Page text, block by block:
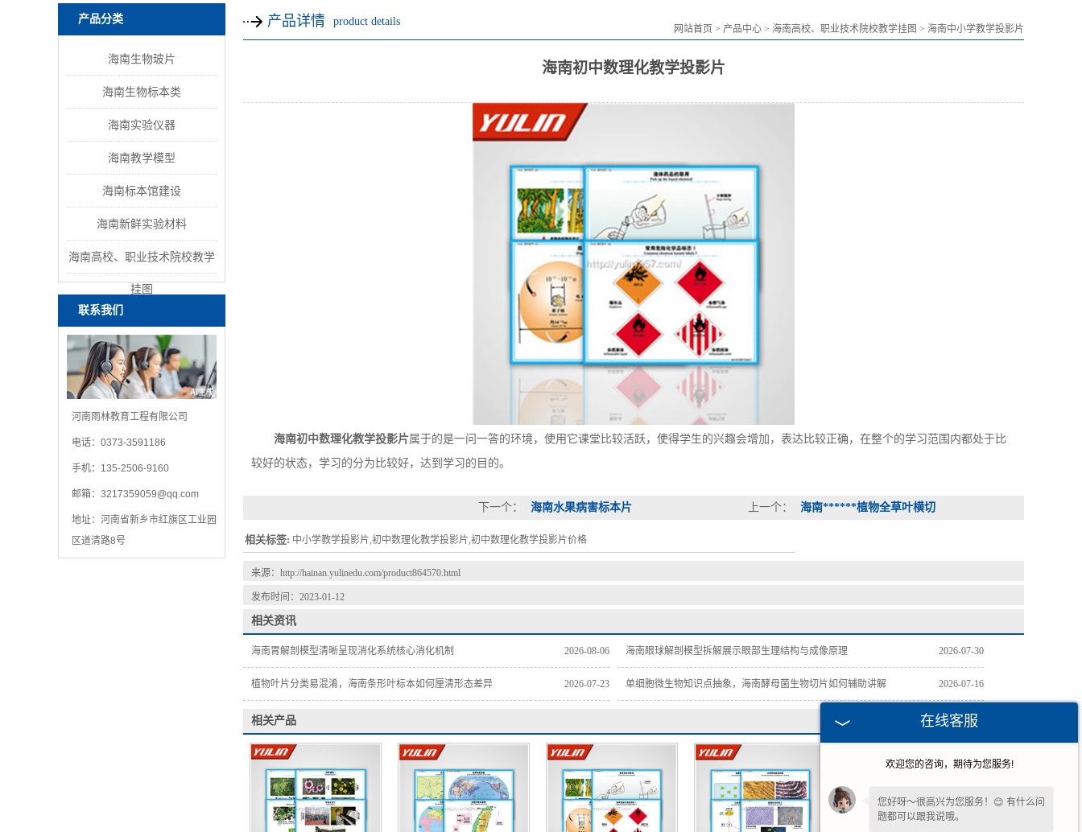
产品分类
海南生物玻片
海南生物标本类
海南实验仪器
海南教学模型
海南标本馆建设
海南新鲜实验材料
海南高校、职业技术院校教学
挂图
联系我们
河南雨林教育工程有限公司
电话：0373-3591186
手机：135-2506-9160
邮箱： 3217359059@qq.com
地址：河南省新乡市红旗区工业园
区道清路8号
产品详情 product details
网站首页 > 产品中心 > 海南高校、职业技术院校教学挂图 > 海南中小学教学投影片
海南初中数理化教学投影片
海南初中数理化教学投影片属于的是一问一答的环境，使用它课堂比较活跃，使得学生的兴趣会增加，表达比较正确，在整个的学习范围内都处于比
较好的状态，学习的分为比较好，达到学习的目的。
上一个： 海南******植物全草叶横切
下一个： 海南水果病害标本片
相关标签: 中小学教学投影片,初中数理化教学投影片,初中数理化教学投影片价格
来源： http://hainan.yulinedu.com/product864570.html
发布时间：2023-01-12
相关资讯
2026-08-06
海南胃解剖模型清晰呈现消化系统核心消化机制 2026-07-30
海南眼球解剖模型拆解展示眼部生理结构与成像原理
2026-07-23
植物叶片分类易混淆，海南条形叶标本如何厘清形态差异 2026-07-16
单细胞微生物知识点抽象，海南酵母菌生物切片如何辅助讲解
相关产品 在线客服
欢迎您的咨询，期待为您服务!
您好呀～很高兴为您服务！😊 有什么问
题都可以跟我说哦。